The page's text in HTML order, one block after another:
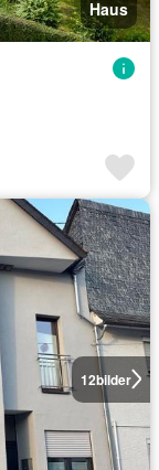
Haus
12bilder